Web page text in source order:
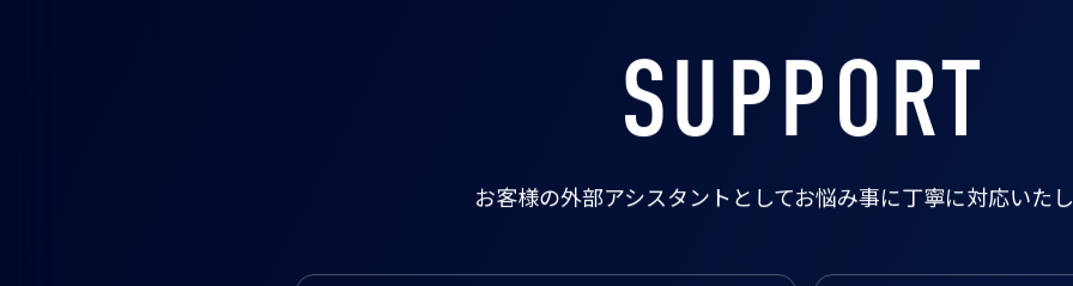
SUPPORT
お客様の外部アシスタントとしてお悩み事に丁寧に対応いた